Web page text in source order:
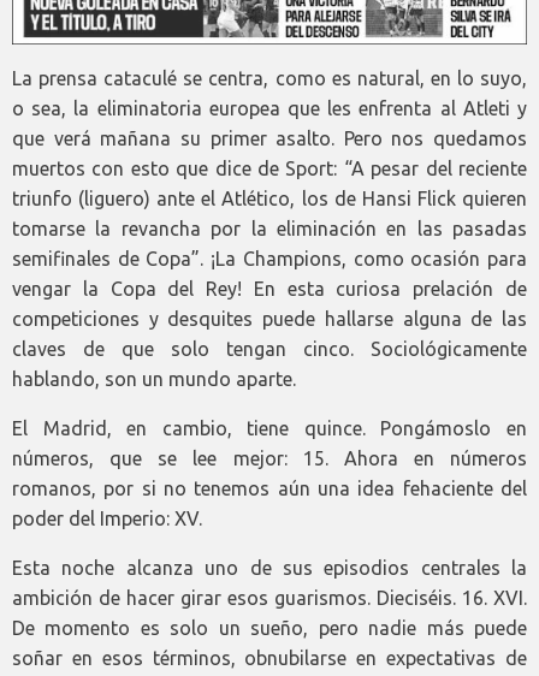
La prensa cataculé se centra, como es natural, en lo suyo,
o sea, la eliminatoria europea que les enfrenta al Atleti y
que verá mañana su primer asalto. Pero nos quedamos
muertos con esto que dice de Sport: “A pesar del reciente
triunfo (liguero) ante el Atlético, los de Hansi Flick quieren
tomarse la revancha por la eliminación en las pasadas
semifinales de Copa”. ¡La Champions, como ocasión para
vengar la Copa del Rey! En esta curiosa prelación de
competiciones y desquites puede hallarse alguna de las
claves de que solo tengan cinco. Sociológicamente
hablando, son un mundo aparte.
El Madrid, en cambio, tiene quince. Pongámoslo en
números, que se lee mejor: 15. Ahora en números
romanos, por si no tenemos aún una idea fehaciente del
poder del Imperio: XV.
Esta noche alcanza uno de sus episodios centrales la
ambición de hacer girar esos guarismos. Dieciséis. 16. XVI.
De momento es solo un sueño, pero nadie más puede
soñar en esos términos, obnubilarse en expectativas de